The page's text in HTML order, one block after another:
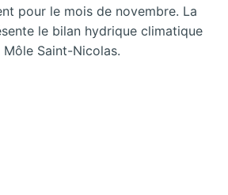
pour le mois de novembre. La
le bilan hydrique climatique
Saint-Nicolas.